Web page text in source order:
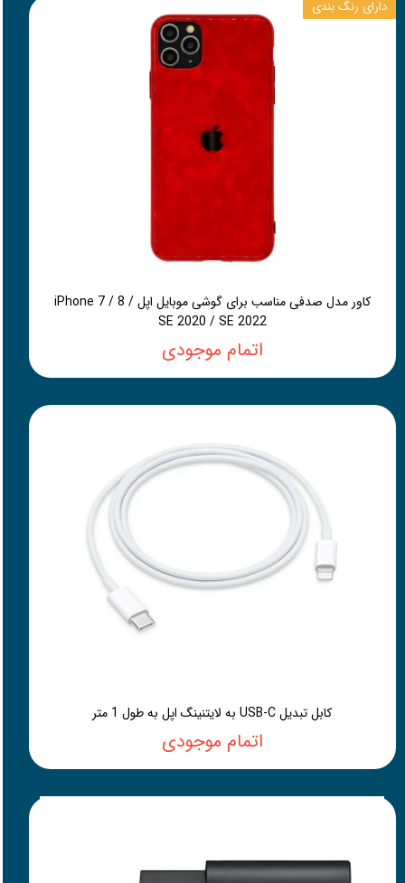
کاور مدل صدفی مناسب برای گوشی موبایل اپل iPhone 7 / 8 /
SE 2020 / SE 2022
اتمام موجودی
دارای رنگ بندی
کابل تبدیل USB-C به لایتنینگ اپل به طول 1 متر
اتمام موجودی